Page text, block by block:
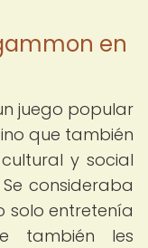
en
juego popular
que también
y social
consideraba
solo entretenía
también les